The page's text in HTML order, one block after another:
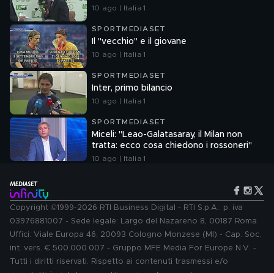
10 ago | Italia 1
SPORTMEDIASET
Il "vecchio" e il giovane
10 ago | Italia 1
SPORTMEDIASET
Inter, primo bilancio
10 ago | Italia 1
SPORTMEDIASET
Miceli: "Leao-Galatasaray, il Milan non
tratta: ecco cosa chiedono i rossoneri"
10 ago | Italia 1
Copyright ©1999-2026 RTI Business Digital - RTI S.p.A.: p. iva
03976881007 - Sede legale: Largo del Nazareno 8, 00187 Roma.
Uffici: Viale Europa 46, 20093 Cologno Monzese (MI) - Cap. Soc.
int. vers. € 500.000.007 - Gruppo MFE Media For Europe N.V. -
Tutti i diritti riservati. Rispetto ai contenuti trasmessi e/o